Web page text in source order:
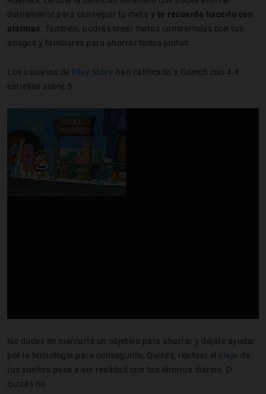
diariamente para conseguir tu meta y te recuerda hacerlo con
alarmas . También, podrás crear metas compartidas con tus
amigos y familiares para ahorrar todos juntos.
Los usuarios de Play Store han calificado a Coinch con 4,4
estrellas sobre 5.
No dudes en marcarte un objetivo para ahorrar y déjate ayudar
por la tecnología para conseguirlo. Quizás, realizar el viaje de
tus sueños pasa a ser realidad con tus ahorros diarios. O
quizás no.